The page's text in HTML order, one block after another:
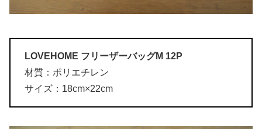
LOVEHOME フリーザーバッグM 12P
材質：ポリエチレン
サイズ：18cm×22cm